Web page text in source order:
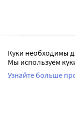
Куки необходимы
Мы используем
Узнайте больше